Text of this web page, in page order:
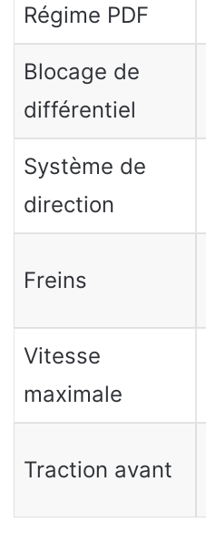
Régime PDF
Blocage de
différentiel
Système de
direction
Freins
Vitesse
maximale
Traction avant